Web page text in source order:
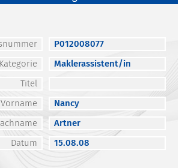
P012008077
Kategorie
Maklerassistent/in
Titel
Vorname
Nancy
Artner
Datum
15.08.08